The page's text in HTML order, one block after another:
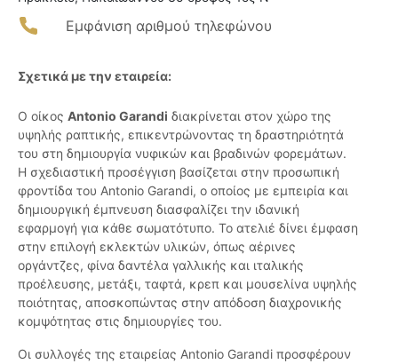
Εμφάνιση αριθμού τηλεφώνου
Σχετικά με την εταιρεία:
Ο οίκος Antonio Garandi διακρίνεται στον χώρο της
υψηλής ραπτικής, επικεντρώνοντας τη δραστηριότητά
του στη δημιουργία νυφικών και βραδινών φορεμάτων.
Η σχεδιαστική προσέγγιση βασίζεται στην προσωπική
φροντίδα του Antonio Garandi, ο οποίος με εμπειρία και
δημιουργική έμπνευση διασφαλίζει την ιδανική
εφαρμογή για κάθε σωματότυπο. Το ατελιέ δίνει έμφαση
στην επιλογή εκλεκτών υλικών, όπως αέρινες
οργάντζες, φίνα δαντέλα γαλλικής και ιταλικής
προέλευσης, μετάξι, ταφτά, κρεπ και μουσελίνα υψηλής
ποιότητας, αποσκοπώντας στην απόδοση διαχρονικής
κομψότητας στις δημιουργίες του.
Οι συλλογές της εταιρείας Antonio Garandi προσφέρουν